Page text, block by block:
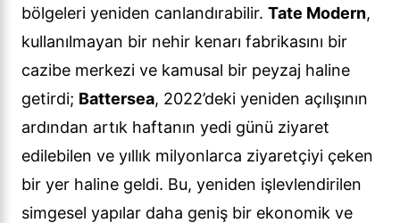
bölgeleri yeniden canlandırabilir. Tate Modern,
kullanılmayan bir nehir kenarı fabrikasını bir
cazibe merkezi ve kamusal bir peyzaj haline
getirdi; Battersea, 2022’deki yeniden açılışının
ardından artık haftanın yedi günü ziyaret
edilebilen ve yıllık milyonlarca ziyaretçiyi çeken
bir yer haline geldi. Bu, yeniden işlevlendirilen
simgesel yapılar daha geniş bir ekonomik ve